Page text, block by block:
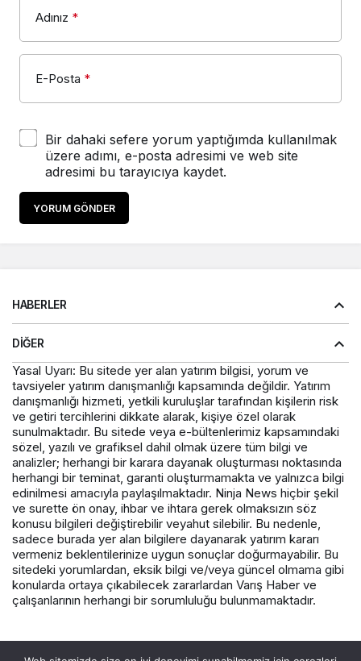
Adınız *
E-Posta *
Bir dahaki sefere yorum yaptığımda kullanılmak
üzere adımı, e-posta adresimi ve web site
adresimi bu tarayıcıya kaydet.
YORUM GÖNDER
HABERLER
DIĞER
Yasal Uyarı: Bu sitede yer alan yatırım bilgisi, yorum ve
tavsiyeler yatırım danışmanlığı kapsamında değildir. Yatırım
danışmanlığı hizmeti, yetkili kuruluşlar tarafından kişilerin risk
ve getiri tercihlerini dikkate alarak, kişiye özel olarak
sunulmaktadır. Bu sitede veya e-bültenlerimiz kapsamındaki
sözel, yazılı ve grafiksel dahil olmak üzere tüm bilgi ve
analizler; herhangi bir karara dayanak oluşturması noktasında
herhangi bir teminat, garanti oluşturmamakta ve yalnızca bilgi
edinilmesi amacıyla paylaşılmaktadır. Ninja News hiçbir şekil
ve surette ön onay, ihbar ve ihtara gerek olmaksızın söz
konusu bilgileri değiştirebilir veyahut silebilir. Bu nedenle,
sadece burada yer alan bilgilere dayanarak yatırım kararı
vermeniz beklentilerinize uygun sonuçlar doğurmayabilir. Bu
sitedeki yorumlardan, eksik bilgi ve/veya güncel olmama gibi
konularda ortaya çıkabilecek zararlardan Varış Haber ve
çalışanlarının herhangi bir sorumluluğu bulunmamaktadır.